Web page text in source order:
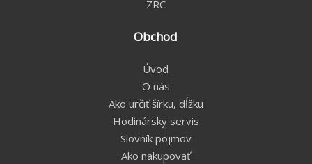
ZRC
Obchod
Úvod
O nás
Ako určiť šírku, dĺžku
Hodinársky servis
Slovník pojmov
Ako nakupovať